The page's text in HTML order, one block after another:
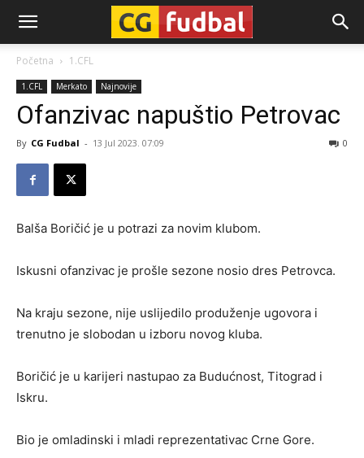
CG-
Fudbal
Početna 1.CFL
1.CFL Merkato Najnovije
Ofanzivac napuštio Petrovac
By CG Fudbal - 13 Jul 2023. 07:09 0
Balša Boričić je u potrazi za novim klubom.
Iskusni ofanzivac je prošle sezone nosio dres Petrovca.
Na kraju sezone, nije uslijedilo produženje ugovora i
trenutno je slobodan u izboru novog kluba.
Boričić je u karijeri nastupao za Budućnost, Titograd i
Iskru.
Bio je omladinski i mladi reprezentativac Crne Gore.